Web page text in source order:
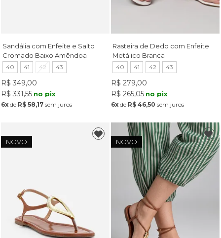
Sandália com Enfeite e Salto
Cromado Baixo Amêndoa
40 41 42 43
R$ 349,00
R$ 331,55 no pix
6xde R$ 58,17sem juros
Rasteira de Dedo com Enfeite
Metálico Branca
40 41 42 43
R$ 279,00
R$ 265,05 no pix
6x de R$ 46,50 sem juros
NOVO NOVO